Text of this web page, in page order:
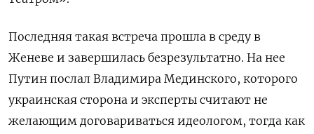
Последняя такая встреча прошла в среду в
Женеве и завершилась безрезультатно. На нее
Путин послал Владимира Мединского, которого
украинская сторона и эксперты считают не
желающим договариваться идеологом, тогда как